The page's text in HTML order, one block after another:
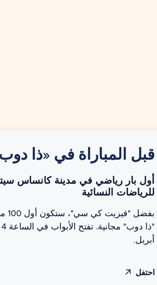
قبل المباراة في «ذا
أول بار رياضي في مدينة كانساس
للرياضات النسائية
أبريل.
احتفل